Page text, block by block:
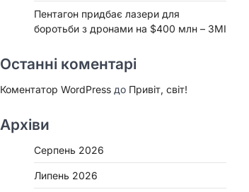
Пентагон придбає лазери для
боротьби з дронами на $400 млн – ЗМІ
Останні коментарі
Коментатор WordPress до Привіт, світ!
Архіви
Серпень 2026
Липень 2026